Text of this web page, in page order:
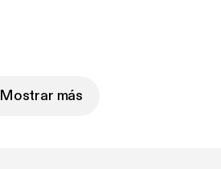
Mostrar más